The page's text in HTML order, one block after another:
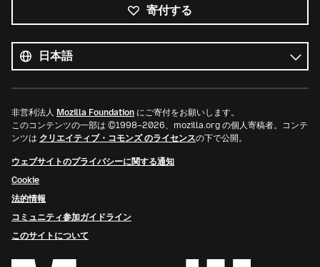
寄付する
べ
て
の
言
言
語
非営利法人 Mozilla Foundation にご寄付をお願いします。
このコンテンツの一部は ©1998–2026、mozilla.org の個人寄稿者。コンテ
ンツは クリエイティブ・コモンズ のライセンスの下で公開。
ウェブサイトのプライバシーに関する通知
Cookie
法的情報
コミュニティ参加ガイドライン
このサイトについて